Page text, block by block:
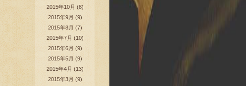
2015年10月 (8)
2015年9月 (9)
2015年8月 (7)
2015年7月 (10)
2015年6月 (9)
2015年5月 (9)
2015年4月 (13)
2015年3月 (9)